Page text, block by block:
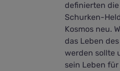
definierten
Schurken-
Kosmos neu.
das Leben
werden sollte
sein Leben